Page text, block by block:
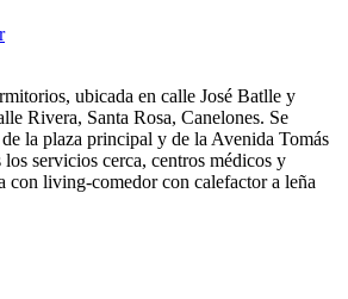
ubicada en calle José Batlle y
Rivera, Santa Rosa, Canelones. Se
la plaza principal y de la Avenida Tomás
servicios cerca, centros médicos y
con living-comedor con calefactor a leña